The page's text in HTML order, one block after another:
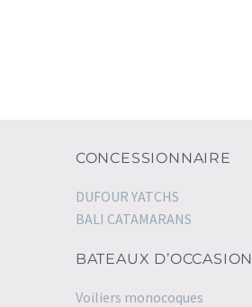
CONCESSIONNAIRE
DUFOUR YATCHS
BALI CATAMARANS
BATEAUX D’OCCASION
Voiliers monocoques